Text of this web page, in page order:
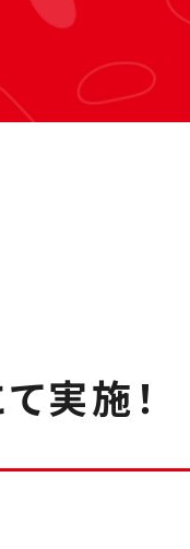
実施！